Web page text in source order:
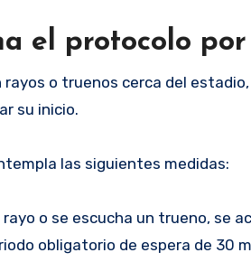
el protocolo
o truenos cerca del
su inicio.
las siguientes medidas:
rayo o se escucha un trueno, se
obligatorio de espera de 30